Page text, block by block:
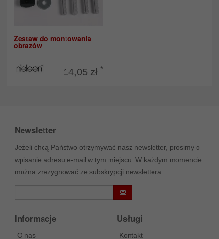
Zestaw do montowania
obrazów
14,05 zł *
Newsletter
Jeżeli chcą Państwo otrzymywać nasz newsletter, prosimy o
wpisanie adresu e-mail w tym miejscu. W każdym momencie
można zrezygnować ze subskrypcji newslettera.
Informacje
O nas
Usługi
Kontakt